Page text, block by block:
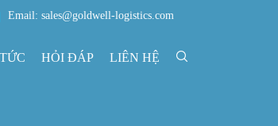
Email: sales@goldwell-logistics.com
HỎI ĐÁP LIÊN HỆ